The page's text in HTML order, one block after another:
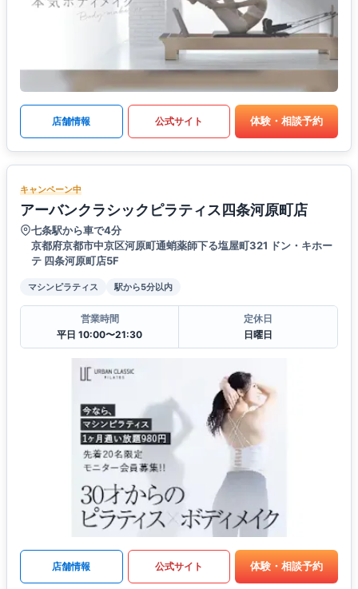
店舗情報 公式サイト 体験・相談予約
キャンペーン中
アーバンクラシックピラティス四条河原町店
七条駅から車で4分
京都府京都市中京区河原町通蛸薬師下る塩屋町321 ドン・キホー
テ 四条河原町店5F
マシンピラティス 駅から5分以内
営業時間
平日 10:00〜21:30
定休日
日曜日
店舗情報 公式サイト 体験・相談予約